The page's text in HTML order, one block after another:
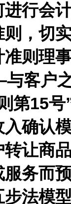
行会
，切
理事
客户
第15
确认
让商
务而
法模